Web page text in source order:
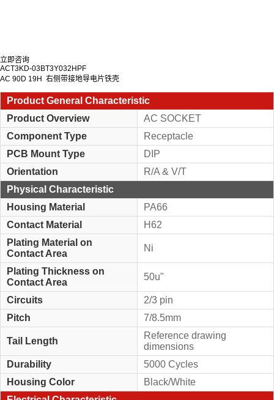
立即咨询
ACT3KD-03BT3Y032HPF
AC 90D 19H 右侧带接地导电片铁壳
Product General Characteristic
Product Overview
AC SOCKET
Component Type
Receptacle
PCB Mount Type
DIP
Orientation
R/A & V/T
Physical Characteristic
Housing Material
PA66
Contact Material
H62
Plating Material on
Contact Area
Ni
Plating Thickness on
Contact Area
50u"
Circuits
2/3 pin
Pitch
7/8.5mm
Tail Length
Reference drawing
dimensions
Durability
5000 Cycles
Housing Color
Black/White